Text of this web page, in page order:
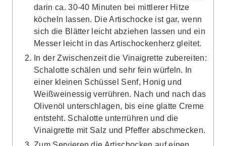
darin ca. 30-40 Minuten bei mittlerer Hitze
köcheln lassen. Die Artischocke ist gar, wenn
sich die Blätter leicht abziehen lassen und ein
Messer leicht in das Artischockenherz gleitet.
In der Zwischenzeit die Vinaigrette zubereiten:
Schalotte schälen und sehr fein würfeln. In
einer kleinen Schüssel Senf, Honig und
Weißweinessig verrühren. Nach und nach das
Olivenöl unterschlagen, bis eine glatte Creme
entsteht. Schalotte unterrühren und die
Vinaigrette mit Salz und Pfeffer abschmecken.